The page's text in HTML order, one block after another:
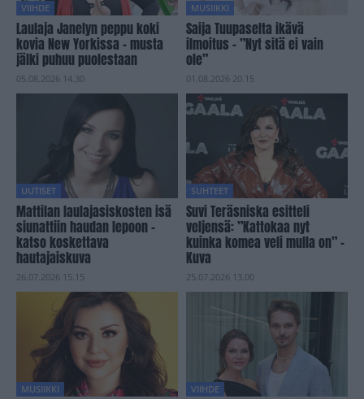
VIIHDE
Laulaja Janelyn peppu koki
kovia New Yorkissa – musta
jälki puhuu puolestaan
05.08.2026 14.30
MUSIIKKI
Saija Tuupaselta ikävä
ilmoitus – ”Nyt sitä ei vain
ole”
01.08.2026 20.15
UUTISET
Mattilan laulajasiskosten isä
siunattiin haudan lepoon –
katso koskettava
hautajaiskuva
26.07.2026 15.15
SUHTEET
Suvi Teräsniska esitteli
veljensä: ”Kattokaa nyt
kuinka komea veli mulla on” –
Kuva
25.07.2026 13.00
MUSIIKKI VIIHDE